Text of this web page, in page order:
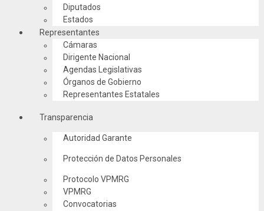
Diputados
Estados
Representantes
Cámaras
Dirigente Nacional
Agendas Legislativas
Órganos de Gobierno
Representantes Estatales
Transparencia
Autoridad Garante
Protección de Datos Personales
Protocolo VPMRG
VPMRG
Convocatorias